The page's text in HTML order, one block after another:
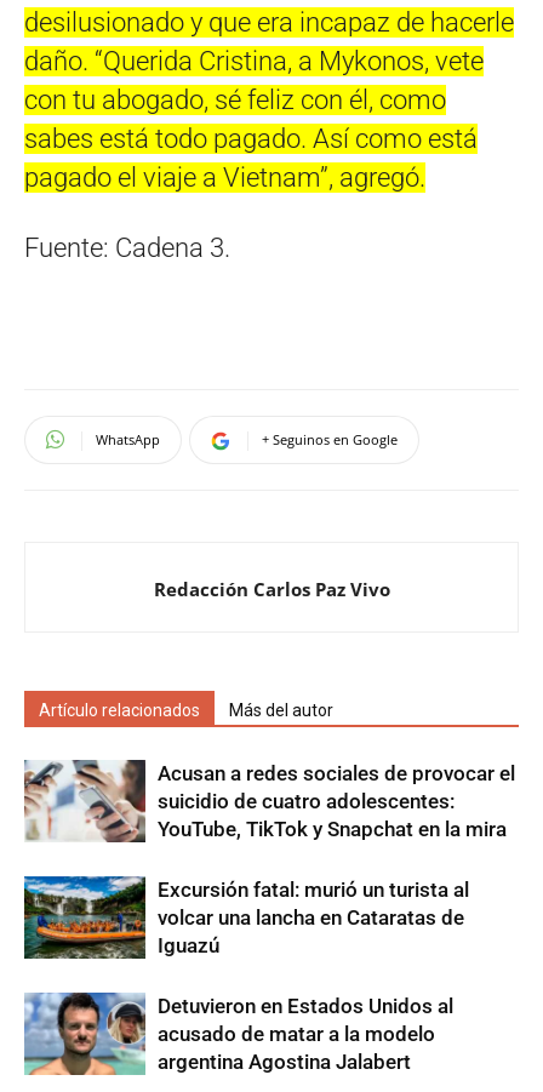
desilusionado y que era incapaz de hacerle
daño. “Querida Cristina, a Mykonos, vete
con tu abogado, sé feliz con él, como
sabes está todo pagado. Así como está
pagado el viaje a Vietnam”, agregó.
Fuente: Cadena 3.
WhatsApp + Seguinos en Google
Redacción Carlos Paz Vivo
Artículo relacionados Más del autor
Acusan a redes sociales de provocar el
suicidio de cuatro adolescentes:
YouTube, TikTok y Snapchat en la mira
Excursión fatal: murió un turista al
volcar una lancha en Cataratas de
Iguazú
Detuvieron en Estados Unidos al
acusado de matar a la modelo
argentina Agostina Jalabert